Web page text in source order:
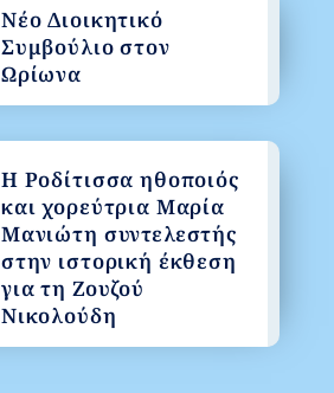
Νέο Διοικητικό
Συμβούλιο στον
Ωρίωνα
Η Ροδίτισσα ηθοποιός
και χορεύτρια Μαρία
Μανιώτη συντελεστής
στην ιστορική έκθεση
για τη Ζουζού
Νικολούδη